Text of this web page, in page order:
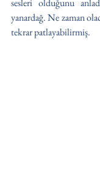
yanardağ. Ne zaman
tekrar patlayabilirmiş.